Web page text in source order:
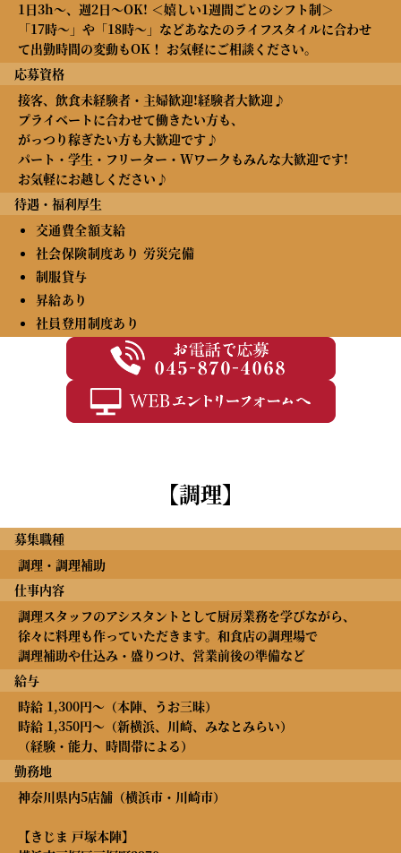
1日3h～、週2日～OK! ＜嬉しい1週間ごとのシフト制＞
「17時～」や「18時～」などあなたのライフスタイルに合わせ
て出勤時間の変動もOK！ お気軽にご相談ください。
応募資格
接客、飲食未経験者・主婦歓迎!経験者大歓迎♪
プライベートに合わせて働きたい方も、
がっつり稼ぎたい方も大歓迎です♪
パート・学生・フリーター・Wワークもみんな大歓迎です!
お気軽にお越しください♪
待遇・福利厚生
交通費全額支給
社会保険制度あり 労災完備
制服貸与
昇給あり
社員登用制度あり
【調理】
募集職種
調理・調理補助
仕事内容
調理スタッフのアシスタントとして厨房業務を学びながら、
徐々に料理も作っていただきます。和食店の調理場で
調理補助や仕込み・盛りつけ、営業前後の準備など
給与
時給 1,300円～（本陣、うお三昧）
時給 1,350円～（新横浜、川崎、みなとみらい）
（経験・能力、時間帯による）
勤務地
神奈川県内5店舗（横浜市・川崎市）
【きじま 戸塚本陣】